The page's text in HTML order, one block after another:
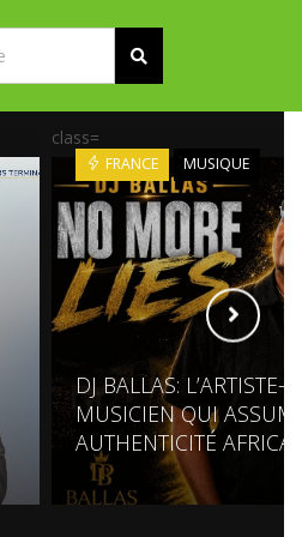
class=
FRANCE MUSIQUE
DJ BALLAS: L’ARTISTE-
MUSICIEN QUI
AUTHENTICITÉ